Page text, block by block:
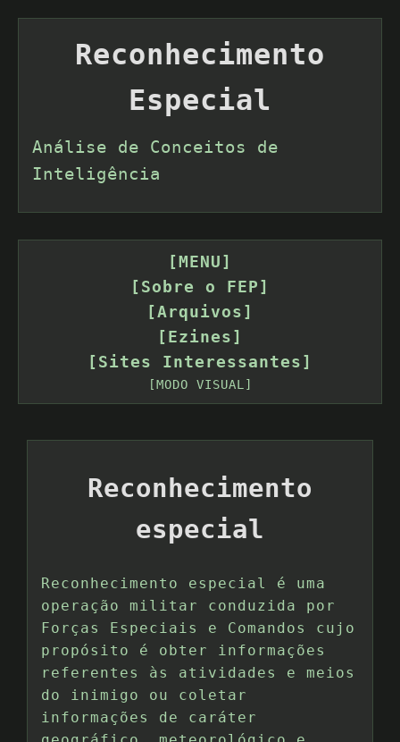
Reconhecimento
Especial
Análise de Conceitos de
Inteligência
[MENU]
[Sobre o FEP]
[Arquivos]
[Ezines]
[Sites Interessantes]
[MODO VISUAL]
Reconhecimento
especial
Reconhecimento especial é uma
operação militar conduzida por
Forças Especiais e Comandos cujo
propósito é obter informações
referentes às atividades e meios
do inimigo ou coletar
informações de caráter